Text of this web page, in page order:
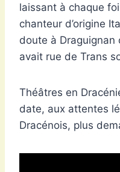
laissant à chaque
chanteur d’origine
doute à Draguignan
avait rue de Trans
Théâtres en
date, aux attentes
Dracénois, plus